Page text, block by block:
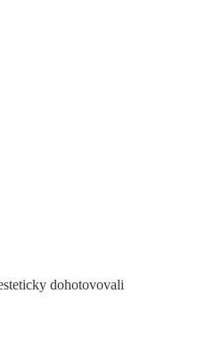
dohotovovali